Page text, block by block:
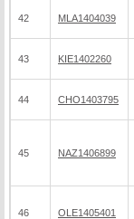
42 MLA1404039
43 KIE1402260
44 CHO1403795
45 NAZ1406899
46 OLE1405401